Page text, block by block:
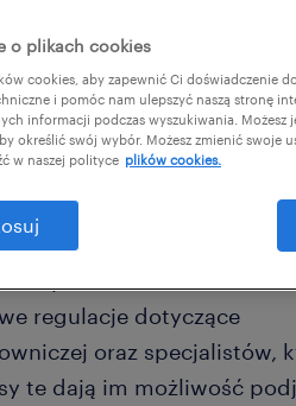
o cudzoziemcach oraz
regulacje dotyczące
oraz specjalistów,
te dają im możliwość
o plikach cookies
cookies, aby zapewnić Ci doświadczenie
i pomóc nam ulepszyć naszą stronę
informacji podczas wyszukiwania.
określić swój wybór. Możesz zmienić
w naszej polityce plików cookies.